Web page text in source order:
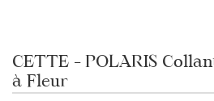
CETTE – POLARIS
à Fleur